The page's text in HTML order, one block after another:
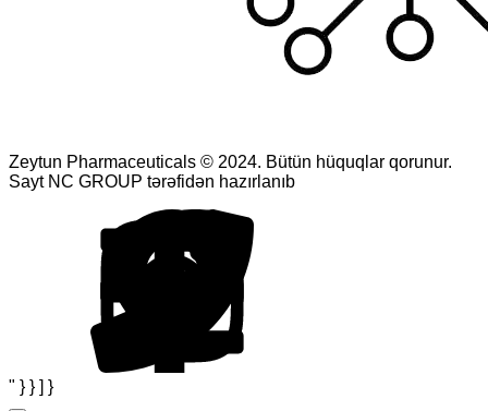
Zeytun Pharmaceuticals © 2024. Bütün hüquqlar qorunur.
Sayt NC GROUP tərəfidən hazırlanıb
" } } ] }